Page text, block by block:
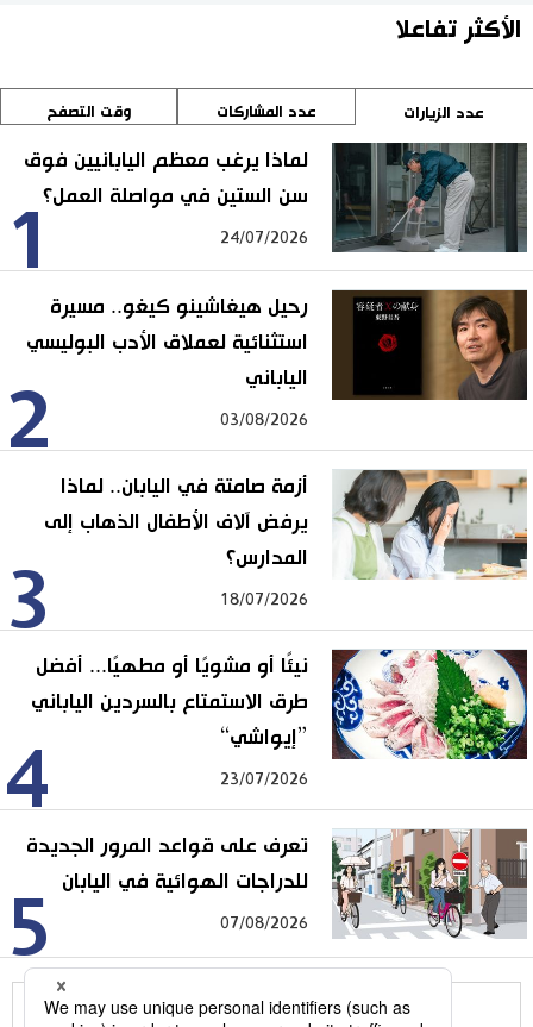
الأكثر تفاعلا
عدد الزيارات عدد المشاركات وقت التصفح
1
لماذا يرغب معظم اليابانيين فوق
سن الستين في مواصلة العمل؟
24/07/2026
2
رحيل هيغاشينو كيغو.. مسيرة
استثنائية لعملاق الأدب البوليسي
الياباني
03/08/2026
3
أزمة صامتة في اليابان.. لماذا
يرفض آلاف الأطفال الذهاب إلى
المدارس؟
18/07/2026
4
نيئًا أو مشويًا أو مطهيًا... أفضل
طرق الاستمتاع بالسردين الياباني
”إيواشي“
23/07/2026
5
تعرف على قواعد المرور الجديدة
للدراجات الهوائية في اليابان
07/08/2026
للمزيد